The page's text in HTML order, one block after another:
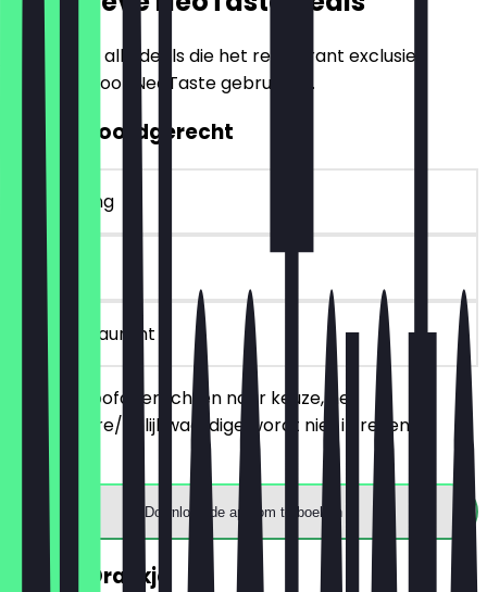
Hier vind je alle deals die het restaurant exclusief
aanbiedt voor NeoTaste gebruikers.
2voor1 Hoofdgerecht
~€ 9 korting
30 dagen
in het restaurant
Bestel 2 hoofdgerechten naar keuze, het
goedkopere/gelijkwaardige wordt niet in rekening
Download de app om te boeken
GRATIS Drankje